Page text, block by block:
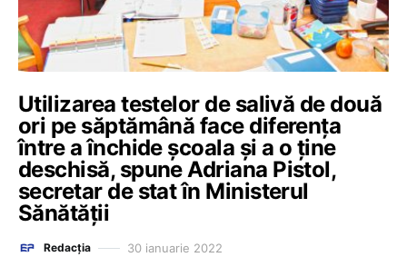
Utilizarea testelor de salivă de două
ori pe săptămână face diferența
între a închide școala și a o ține
deschisă, spune Adriana Pistol,
secretar de stat în Ministerul
Sănătății
Redacția 30 ianuarie 2022